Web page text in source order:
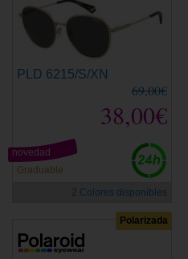
PLD 6215/S/XN
69,00€
38,00€
Graduable
novedad
2 Colores disponibles
Polarizada